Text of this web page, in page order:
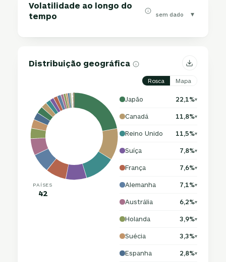
Volatilidade ao longo do
tempo
sem dado ▾
Distribuição geográfica
Rosca Mapa
PAÍSES
42
Japão 22,1%▾
Canadá 11,8%▾
Reino Unido 11,5%▾
Suíça 7,8%▾
França 7,6%▾
Alemanha 7,1%▾
Austrália 6,2%▾
Holanda 3,9%▾
Suécia 3,3%▾
Espanha 2,8%▾